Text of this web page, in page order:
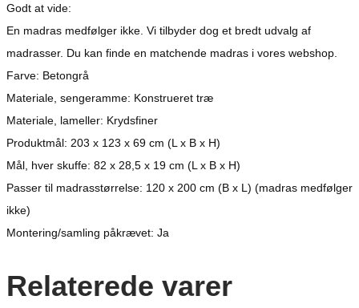
Godt at vide:
En madras medfølger ikke. Vi tilbyder dog et bredt udvalg af
madrasser. Du kan finde en matchende madras i vores webshop.
Farve: Betongrå
Materiale, sengeramme: Konstrueret træ
Materiale, lameller: Krydsfiner
Produktmål: 203 x 123 x 69 cm (L x B x H)
Mål, hver skuffe: 82 x 28,5 x 19 cm (L x B x H)
Passer til madrasstørrelse: 120 x 200 cm (B x L) (madras medfølger
ikke)
Montering/samling påkrævet: Ja
Relaterede varer